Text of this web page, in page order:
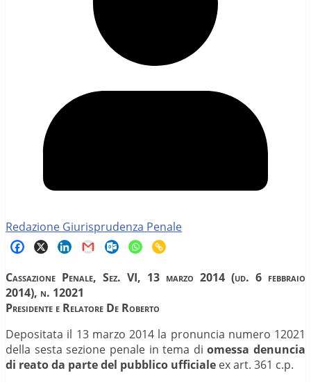
Redazione Giurisprudenza Penale
Cassazione Penale, Sez. VI, 13 marzo 2014 (ud. 6 febbraio
2014), n. 12021
Presidente e Relatore De Roberto
Depositata il 13 marzo 2014 la pronuncia numero 12021
della sesta sezione penale in tema diomessa denuncia
di reato da parte del pubblico ufficiale ex art. 361 c.p.